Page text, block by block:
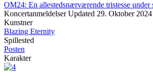
OM24: En allestedsnærværende tristesse under
Koncertanmeldelser Updated 29. Oktober 2024
Kunstner
Blazing Eternity
Spillested
Posten
Karakter